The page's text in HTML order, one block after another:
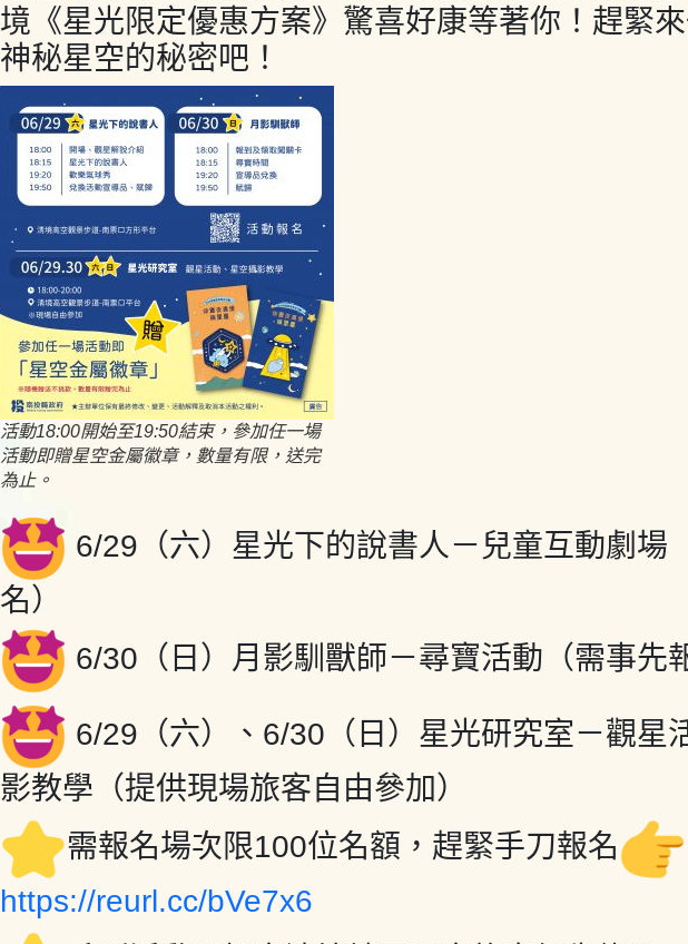
境《星光限定優惠方案》驚喜好康等著你！趕緊
神秘星空的秘密吧！
活動18:00開始至19:50結束，參加任一場
活動即贈星空金屬徽章，數量有限，送完
為止。
6/29（六）星光下的說書人－兒童互動劇場
名）
6/30（日）月影馴獸師－尋寶活動（需事先
6/29（六）、6/30（日）星光研究室－觀星
影教學（提供現場旅客自由參加）
需報名場次限100位名額，趕緊手刀報名
https://reurl.cc/bVe7x6